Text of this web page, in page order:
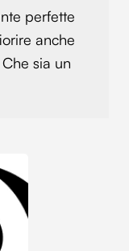
combinarle
perfette
anche
sia un